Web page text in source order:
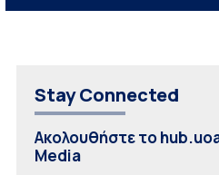
Stay Connected
Ακολουθήστε το
Media